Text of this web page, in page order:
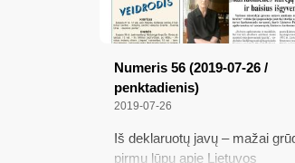
Numeris 56 (2019-07-26 /
penktadienis)
2019-07-26
Iš deklaruotų javų – mažai
pirmų lūpų apie Lietuvos